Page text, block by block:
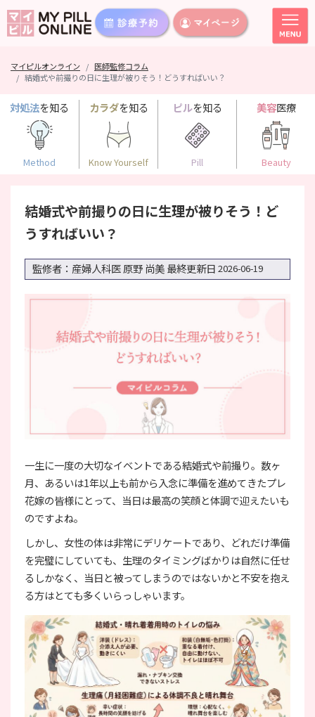
マイピルオンライン
医師監修コラム
結婚式や前撮りの日に生理が被りそう！どうすればいい？
対処法を知る
Method
カラダを知る
Know Yourself
ピルを知る
Pill
美容医療
Beauty
結婚式や前撮りの日に生理が被りそう！ど
うすればいい？
監修者：産婦人科医 原野 尚美最終更新日 2026-06-19
一生に一度の大切なイベントである結婚式や前撮り。数ヶ
月、あるいは1年以上も前から入念に準備を進めてきたプレ
花嫁の皆様にとって、当日は最高の笑顔と体調で迎えたいも
のですよね。
しかし、女性の体は非常にデリケートであり、どれだけ準備
を完璧にしていても、生理のタイミングばかりは自然に任せ
るしかなく、当日と被ってしまうのではないかと不安を抱え
る方はとても多くいらっしゃいます。